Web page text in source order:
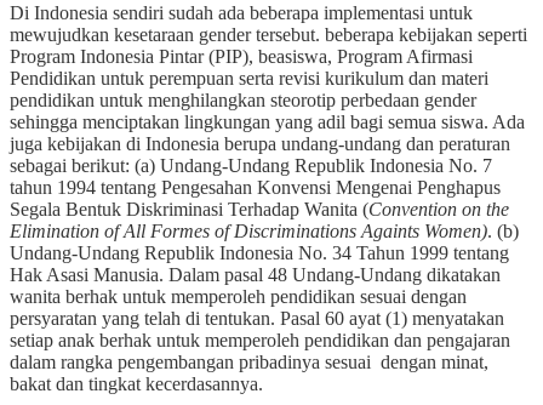
Di Indonesia sendiri sudah ada beberapa implementasi untuk
mewujudkan kesetaraan gender tersebut. beberapa kebijakan seperti
Program Indonesia Pintar (PIP), beasiswa, Program Afirmasi
Pendidikan untuk perempuan serta revisi kurikulum dan materi
pendidikan untuk menghilangkan steorotip perbedaan gender
sehingga menciptakan lingkungan yang adil bagi semua siswa. Ada
juga kebijakan di Indonesia berupa undang-undang dan peraturan
sebagai berikut: (a) Undang-Undang Republik Indonesia No. 7
tahun 1994 tentang Pengesahan Konvensi Mengenai Penghapus
Segala Bentuk Diskriminasi Terhadap Wanita (Convention on the
Elimination of All Formes of Discriminations Againts Women). (b)
Undang-Undang Republik Indonesia No. 34 Tahun 1999 tentang
Hak Asasi Manusia. Dalam pasal 48 Undang-Undang dikatakan
wanita berhak untuk memperoleh pendidikan sesuai dengan
persyaratan yang telah di tentukan. Pasal 60 ayat (1) menyatakan
setiap anak berhak untuk memperoleh pendidikan dan pengajaran
dalam rangka pengembangan pribadinya sesuai dengan minat,
bakat dan tingkat kecerdasannya.